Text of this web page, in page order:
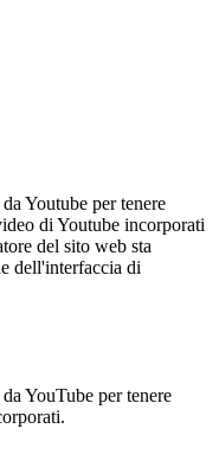
Youtube per tenere
di Youtube incorporati
del sito web sta
dell'interfaccia di
YouTube per tenere